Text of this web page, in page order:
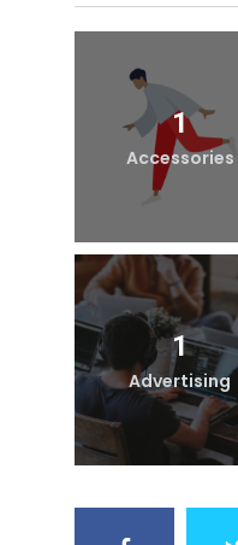
1
Accessories
1
Advertising